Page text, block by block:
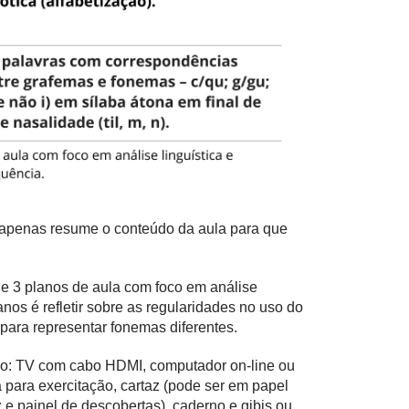
resume o conteúdo da aula para que
3 planos de aula com foco em análise
é refletir sobre as regularidades no uso do
representar fonemas diferentes.
TV com cabo HDMI, computador on-line ou
exercitação, cartaz (pode ser em papel
painel de descobertas), caderno e gibis ou